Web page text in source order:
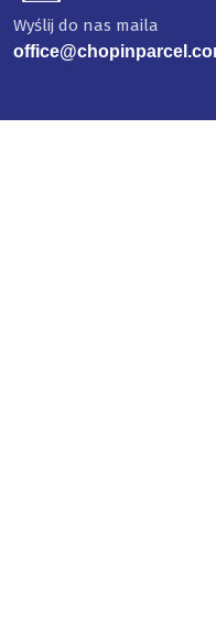
Wyślij do nas maila